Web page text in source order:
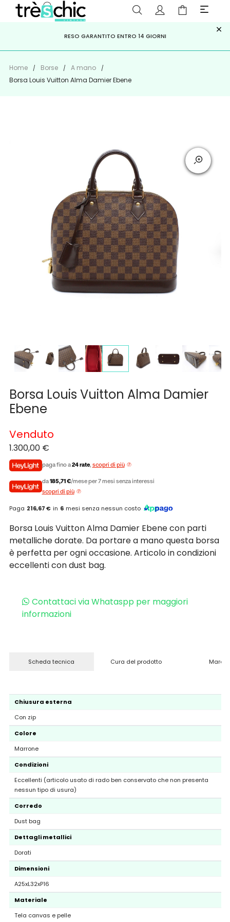
PAGA A RATE CONKLARNA,HEYLIGHT, APPAGO
ISCRIVITI ALLA NEWSLETTER PER NON PERDERE SCONTI E
OFFERTE IMPERDIBILI!
RESO GARANTITO ENTRO 14 GIORNI ×
Home Borse
A mano
Borsa Louis Vuitton Alma Damier Ebene
Borsa Louis Vuitton Alma Damier
Ebene
1.300,00 €
paga fino a24 rate, scopri di più
da185,71 €/mese per 7 mesi senza interessi
scopri di più
Paga 216,67 € in 6 mesi senza nessun costo
Venduto
Borsa Louis Vuitton Alma Damier Ebene con parti
metalliche dorate. Da portare a mano questa borsa
è perfetta per ogni occasione. Articolo in condizioni
eccellenti con dust bag.
Contattaci via Whataspp per maggiori
informazioni
Scheda tecnica Cura del prodotto
Chiusura esterna
Con zip
Colore
Marrone
Condizioni
Eccellenti (articolo usato di rado ben conservato che non presenta
nessun tipo di usura)
Corredo
Dust bag
Dettagli metallici
Dorati
Dimensioni
A25xL32xP16
Materiale
Tela canvas e pelle